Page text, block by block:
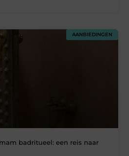
AANBIEDINGEN
badritueel: een reis naar